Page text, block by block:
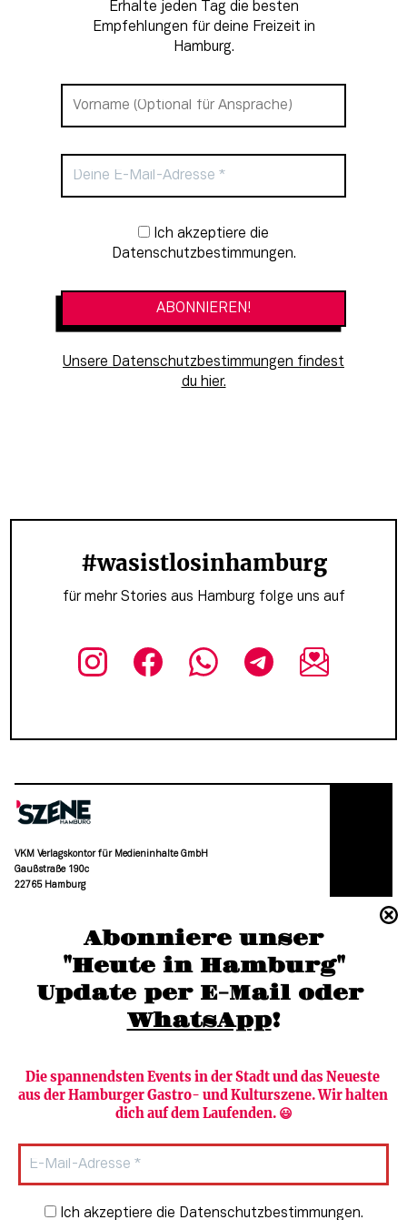
Abonniere unser
"Heute in Hamburg"
Update per E-Mail oder
WhatsApp!
Die spannendsten Events in der Stadt und das Neueste
aus der Hamburger Gastro- und Kulturszene. Wir halten
dich auf dem Laufenden. 😃
Newsletter-Anmeldung
Ich akzeptiere die Datenschutzbestimmungen.
Erhalte jeden Tag die besten
Empfehlungen für deine Freizeit in
Hamburg.
Newsletter-Anmeldung
Datenschutzbestimmungen.
Unsere Datenschutzbestimmungen findest
du hier.
#wasistlosinhamburg
für mehr Stories aus Hamburg folge uns auf
VKM Verlagskontor für Medieninhalte GmbH
Gaußstraße 190c
22765 Hamburg
moc.grubmah-enezs@ofni
Newsletter abonnieren
HAMBURG PUR
Verlag